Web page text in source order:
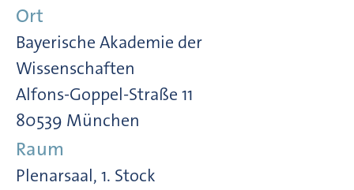
Ort
Bayerische Akademie der
Wissenschaften
Alfons-Goppel-Straße 11
80539 München
Raum
Plenarsaal, 1. Stock